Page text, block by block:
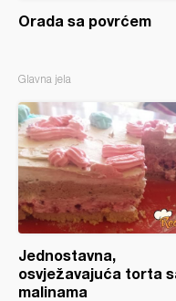
Orada sa povrćem
Glavna jela
Jednostavna,
osvježavajuća torta
malinama